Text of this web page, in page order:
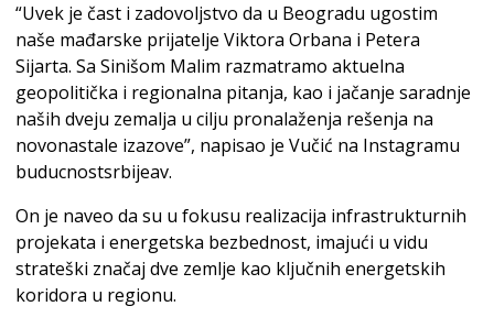
“Uvek je čast i zadovoljstvo da u Beogradu ugostim
naše mađarske prijatelje Viktora Orbana i Petera
Sijarta. Sa Sinišom Malim razmatramo aktuelna
geopolitička i regionalna pitanja, kao i jačanje saradnje
naših dveju zemalja u cilju pronalaženja rešenja na
novonastale izazove”, napisao je Vučić na Instagramu
buducnostsrbijeav.
On je naveo da su u fokusu realizacija infrastrukturnih
projekata i energetska bezbednost, imajući u vidu
strateški značaj dve zemlje kao ključnih energetskih
koridora u regionu.